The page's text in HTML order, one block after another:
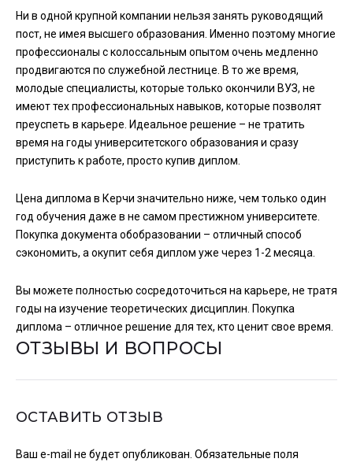
Ни в одной крупной компании нельзя занять руководящий
пост, не имея высшего образования. Именно поэтому многие
профессионалы с колоссальным опытом очень медленно
продвигаются по служебной лестнице. В то же время,
молодые специалисты, которые только окончили ВУЗ, не
имеют тех профессиональных навыков, которые позволят
преуспеть в карьере. Идеальное решение – не тратить
время на годы университетского образования и сразу
приступить к работе, просто купив диплом.
Цена диплома в Керчи значительно ниже, чем только один
год обучения даже в не самом престижном университете.
Покупка документа обобразовании – отличный способ
сэкономить, а окупит себя диплом уже через 1-2 месяца.
Вы можете полностью сосредоточиться на карьере, не тратя
годы на изучение теоретических дисциплин. Покупка
диплома – отличное решение для тех, кто ценит свое время.
ОТЗЫВЫ И ВОПРОСЫ
ОСТАВИТЬ ОТЗЫВ
Ваш e-mail не будет опубликован. Обязательные поля